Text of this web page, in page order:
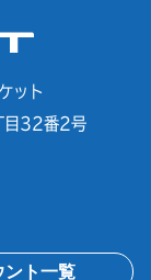
ット
目32番2号
ント一覧